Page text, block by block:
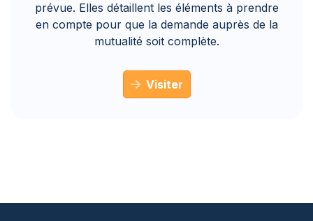
prévue. Elles détaillent les éléments à prendre
en compte pour que la demande auprès de la
mutualité soit complète.
Visiter